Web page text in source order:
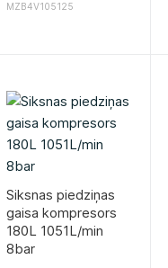
MZB4V105125
Siksnas piedziņas
gaisa kompresors
180L 1051L/min
8bar